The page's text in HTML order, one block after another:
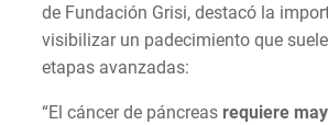
de Fundación Grisi, destacó la
visibilizar un padecimiento que
etapas avanzadas:
“El cáncer de páncreas requiere